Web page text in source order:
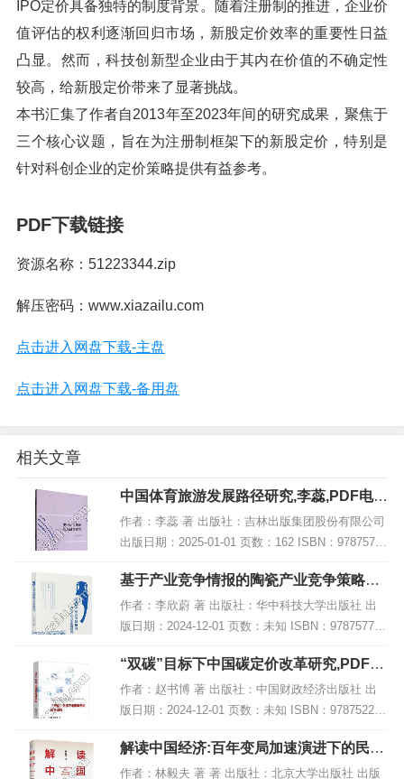
IPO定价具备独特的制度背景。随着注册制的推进，企业价
值评估的权利逐渐回归市场，新股定价效率的重要性日益
凸显。然而，科技创新型企业由于其内在价值的不确定性
较高，给新股定价带来了显著挑战。
本书汇集了作者自2013年至2023年间的研究成果，聚焦于
三个核心议题，旨在为注册制框架下的新股定价，特别是
针对科创企业的定价策略提供有益参考。
PDF下载链接
资源名称：51223344.zip
解压密码：www.xiazailu.com
点击进入网盘下载-主盘
点击进入网盘下载-备用盘
相关文章
中国体育旅游发展路径研究,李蕊,PDF电子
书下载,网盘资源
作者：李蕊 著 出版社：吉林出版集团股份有限公司
出版日期：2025-01-01 页数：162 ISBN：97875731
56983 电子书大小：239MB [高清扫描版PDF格式]
内容简...
基于产业竞争情报的陶瓷产业竞争策略研
究,PDF电子书下载
作者：李欣蔚 著 出版社：华中科技大学出版社 出
版日期：2024-12-01 页数：未知 ISBN：978757721
4054 电子书大小：257MB [高清扫描版PDF格式] 内
容简介 本...
“双碳”目标下中国碳定价改革研究,PDF电
子书下载
作者：赵书博 著 出版社：中国财政经济出版社 出
版日期：2024-12-01 页数：未知 ISBN：978752233
4165 电子书大小：210MB [高清扫描版PDF格式] 内
容简介 在...
解读中国经济:百年变局加速演进下的民族
复兴之路,PDF下载
作者：林毅夫 著 著 出版社：北京大学出版社 出版